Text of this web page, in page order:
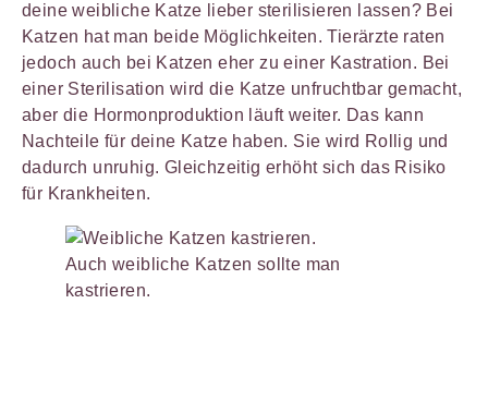
deine weibliche Katze lieber sterilisieren lassen? Bei
Katzen hat man beide Möglichkeiten. Tierärzte raten
jedoch auch bei Katzen eher zu einer Kastration. Bei
einer Sterilisation wird die Katze unfruchtbar gemacht,
aber die Hormonproduktion läuft weiter. Das kann
Nachteile für deine Katze haben. Sie wird Rollig und
dadurch unruhig. Gleichzeitig erhöht sich das Risiko
für Krankheiten.
Auch weibliche Katzen sollte man
kastrieren.